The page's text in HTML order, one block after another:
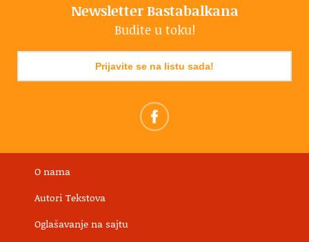
Newsletter Bastabalkana
Budite u toku!
Prijavite se na listu sada!
O nama
Autori Tekstova
Oglašavanje na sajtu